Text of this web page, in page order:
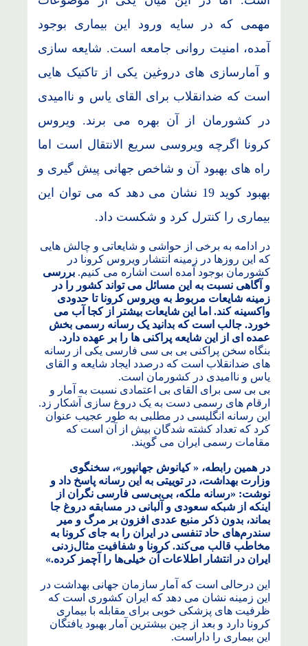
مهمی که در سایه ورود این بیماری بوجود
آمده، امنیت روانی جامعه است. شایعه سازی
و آمارسازی های دروغین یکی از تاکتیک هایی
است که ضدانقلاب برای القای یاس و ناامیدی
در کشورمان از آن بهره می برند. ویروس
کرونا اگرچه ویروسی سریع الانتقال است اما
راه های بهبود آن و شاخص جهانی پیش گیری و
بهبود کوید 19 نشان می دهد که می توان این
بیماری را کنترل کرد و شکست داد.
در ادامه به برخی از حواشی و شایعاتی و چالش هایی
که این روزها در زمینه انتشار ویروس کرونا در
کشورمان بوجود آمده است اشاره می کنیم. بررسی
و آگاهی نسبت به این مسائل می تواند کشور را در
زمینه شایعات مربوط به ویروس کرونا تا حدودی
واکسینه کند. اما این شایعات بیشتر از کجا آب می
خورد. جالب است که بدانید یک رسانه رسمی بخش
عمده ای از این شایعه پراکنی ها را بر عهده دارد.
بنگاه سخن پراکنی بی بی سی فارسی یکی از رسانه
های ضدانقلاب است که درصدد ایجاد شایعه و القای
یاس و ناامیدی در کشورمان است.
بی بی سی برای القای بی اعتمادی نسبت به آمار و
ارقام های رسمی دست به یک دروغ سازی آشکار زد.
این رسانه انگلیسی در مطلبی به طور عجیب عنوان
کرد که تعداد کشته شدگان بیش از آن است که
مقامات رسمی ایران می گویند.
در همین رابطه، « کیانوش جهانپور»، سخنگوی
وزارت بهداشت، در توییتی به این رسانه پاسخ داد و
نوشت: «رسانه ملکه، بی‌بی‌سی فارسی نگران از
اینکه از شبکه سعودی و آلبانی در مسابقه دروغ جا
بماند، بدون ذکر منبع عددی افزون بر مرگ و میر
سندرم‌های حاد تنفسی در ایران را به جای کرونا به
مخاطب قالب می‌کند. کرونا و شفافیت مثال‌زدنی
ایران در انتشار اطلاعات آن خیلی‌ها را آچمز کرده.»
این درحالی است که آمار سازمان جهانی بهداشت در
این زمینه نشان می دهد که ایران کشوری است که
ظرفیت های پزشکی خوبی برای مقابله با بیماری
کرونا دارد و بعد از چین بیشترین آمار بهبود یافتگان
این بیماری را داراست.